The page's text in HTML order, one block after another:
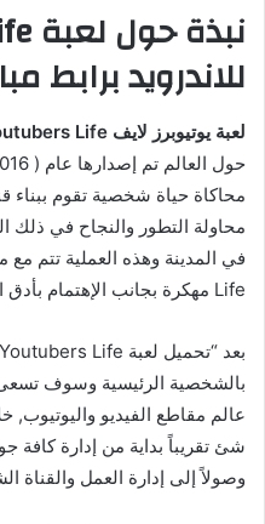
للاندرويد برابط
لعبة يوتيوبرز لايف Youtubers Life مهكرة
محاكاة حياة شخصية تقوم ببناء
محاولة التطور والنجاح في ذلك
Life مهكرة بجانب الإهتمام بأدق التفاصيل.
بالشخصية الرئيسية وسوف
عالم مقاطع الفيديو
شئ تقريباً بداية من إدارة كافة
وصولاً إلى إدارة العمل والقناة